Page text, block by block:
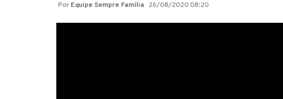
Por Equipe Sempre Família 26/08/2020 08:20